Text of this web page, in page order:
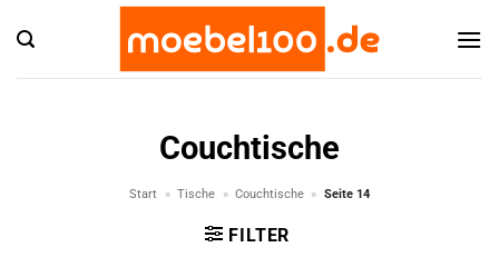
Inhalt
Couchtische
Start » Tische » Couchtische » Seite 14
FILTER